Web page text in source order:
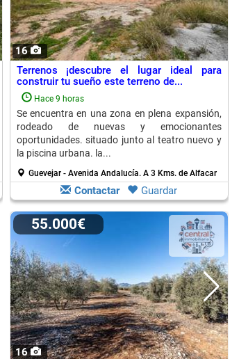
16
Terrenos ¡descubre el lugar ideal para
construir tu sueño este terreno de...
Hace 9 horas
Se encuentra en una zona en plena expansión,
rodeado de nuevas y emocionantes
oportunidades. situado junto al teatro nuevo y
la piscina urbana. la...
Guevejar - Avenida Andalucía. A 3 Kms. de Alfacar
Contactar Guardar
16
55.000€